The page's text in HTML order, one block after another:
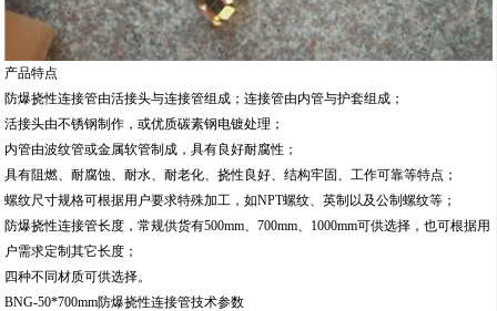
产品特点
防爆挠性连接管由活接头与连接管组成；连接管由内管与护套组成；
活接头由不锈钢制作，或优质碳素钢电镀处理；
内管由波纹管或金属软管制成，具有良好耐腐性；
具有阻燃、耐腐蚀、耐水、耐老化、挠性良好、结构牢固、工作可靠等特点；
螺纹尺寸规格可根据用户要求特殊加工，如NPT螺纹、英制以及公制螺纹等；
防爆挠性连接管长度，常规供货有500mm、700mm、1000mm可供选择，也可根据用
户需求定制其它长度；
四种不同材质可供选择。
BNG-50*700mm防爆挠性连接管技术参数